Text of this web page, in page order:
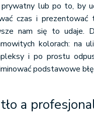
lub po to, by
czas i
nam się to udaje.
kolorach: na
i po prostu
podstawowe
a